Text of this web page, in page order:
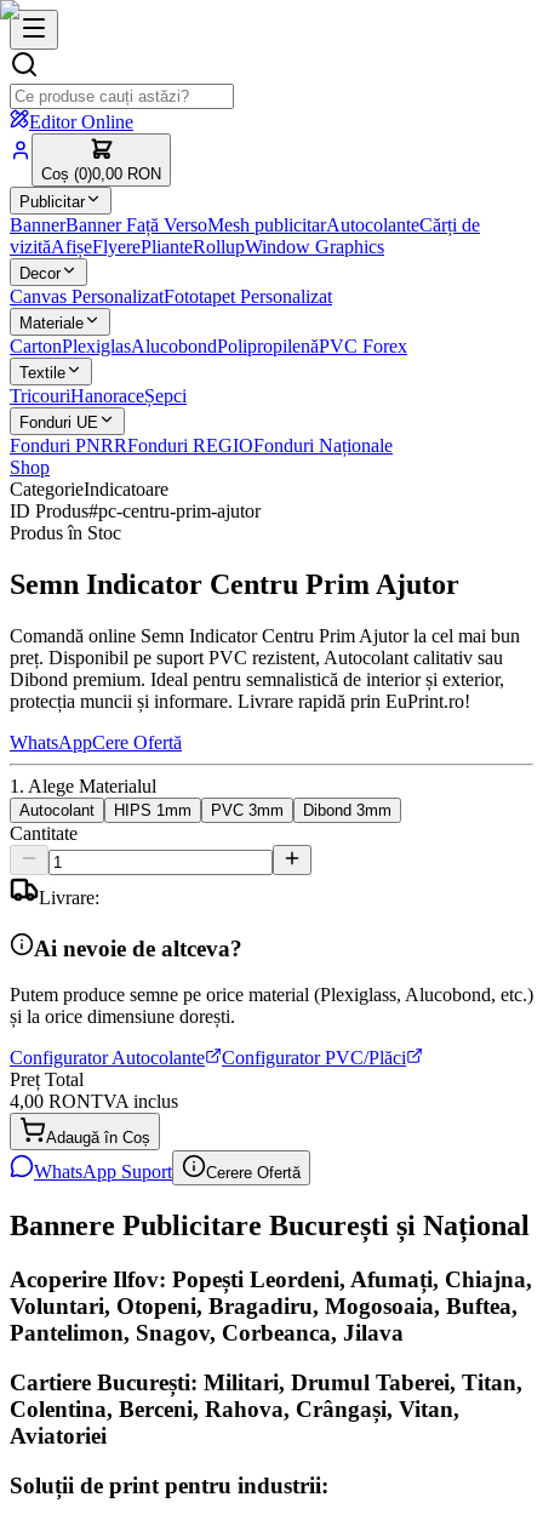
Editor Online
Coș (0)0,00 RON
Publicitar
BannerBanner Față VersoMesh publicitarAutocolanteCărți de
vizităAfișeFlyerePlianteRollupWindow Graphics
Decor
Canvas PersonalizatFototapet Personalizat
Materiale
CartonPlexiglasAlucobondPolipropilenăPVC Forex
Textile
TricouriHanoraceȘepci
Fonduri UE
Fonduri PNRRFonduri REGIOFonduri Naționale
Shop
CategorieIndicatoare
ID Produs#pc-centru-prim-ajutor
Produs în Stoc
Semn Indicator Centru Prim Ajutor
Comandă online Semn Indicator Centru Prim Ajutor la cel mai bun
preț. Disponibil pe suport PVC rezistent, Autocolant calitativ sau
Dibond premium. Ideal pentru semnalistică de interior și exterior,
protecția muncii și informare. Livrare rapidă prin EuPrint.ro!
WhatsAppCere Ofertă
1. Alege Materialul
Autocolant HIPS 1mm PVC 3mm Dibond 3mm
Cantitate
Livrare:
Ai nevoie de altceva?
Putem produce semne pe orice material (Plexiglass, Alucobond, etc.)
și la orice dimensiune dorești.
Configurator Autocolante
Configurator PVC/Plăci
Preț Total
4,00 RONTVA inclus
Adaugă în Coș
WhatsApp Suport Cerere Ofertă
Bannere Publicitare București și Național
Acoperire Ilfov: Popești Leordeni, Afumați, Chiajna,
Voluntari, Otopeni, Bragadiru, Mogosoaia, Buftea,
Pantelimon, Snagov, Corbeanca, Jilava
Cartiere București: Militari, Drumul Taberei, Titan,
Colentina, Berceni, Rahova, Crângași, Vitan,
Aviatoriei
Soluții de print pentru industrii: